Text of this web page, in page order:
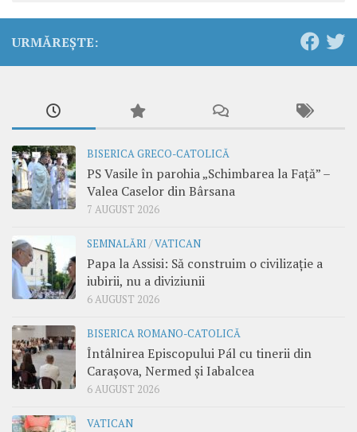
URMĂREȘTE:
BISERICA GRECO-CATOLICĂ
PS Vasile în parohia „Schimbarea la Față” –
Valea Caselor din Bârsana
7 AUGUST 2026
SEMNALĂRI /VATICAN
Papa la Assisi: Să construim o civilizație a
iubirii, nu a diviziunii
6 AUGUST 2026
BISERICA ROMANO-CATOLICĂ
Întâlnirea Episcopului Pál cu tinerii din
Carașova, Nermed și Iabalcea
6 AUGUST 2026
VATICAN